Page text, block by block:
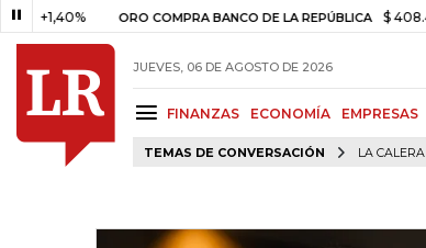
ORO COMPRA BANCO DE LA REPÚBLICA $ 408.498,97
JUEVES, 06 DE AGOSTO DE 2026
FINANZAS ECONOMÍA EMPRESAS
TEMAS DE CONVERSACIÓN LA CALERA